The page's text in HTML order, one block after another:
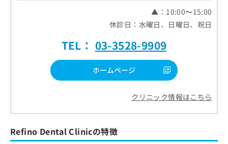
▲：10:00〜15:00
休診日：水曜日、日曜日、祝日
TEL： 03-3528-9909
ホームページ
クリニック情報はこちら
Refino Dental Clinicの特徴